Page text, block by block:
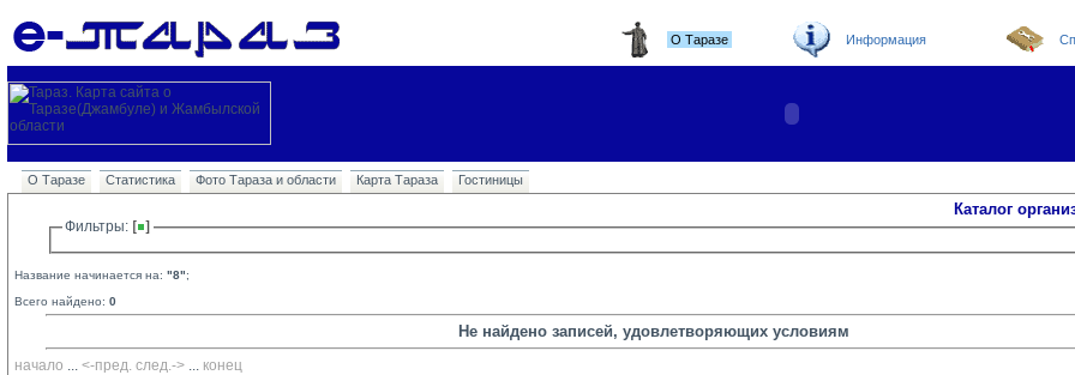
О Таразе Информация
О Таразе Статистика Фото Тараза и области Карта Тараза Гостиницы
Каталог
Фильтры:
Название начинается на: "8";
Всего найдено: 0
Не найдено записей, удовлетворяющих условиям
начало ... <-пред. след.-> ... конец